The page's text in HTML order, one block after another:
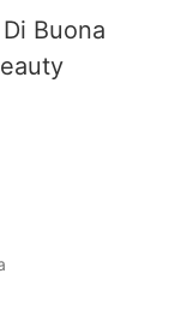
Buona